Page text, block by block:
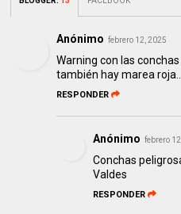
Anónimo febrero 12, 2025
Warning con las
también hay marea roja...
RESPONDER
Anónimo febrero
Conchas
Valdes
RESPONDER